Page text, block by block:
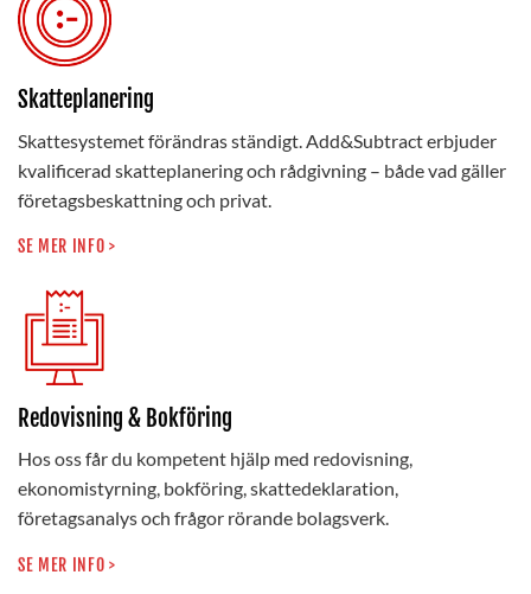
Skatteplanering
Skattesystemet förändras ständigt. Add&Subtract erbjuder
kvalificerad skatteplanering och rådgivning – både vad gäller
företagsbeskattning och privat.
SE MER INFO >
Redovisning & Bokföring
Hos oss får du kompetent hjälp med redovisning,
ekonomistyrning, bokföring, skattedeklaration,
företagsanalys och frågor rörande bolagsverk.
SE MER INFO >